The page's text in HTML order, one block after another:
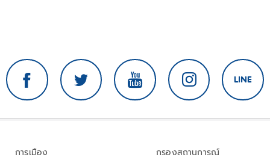
การเมือง
กรองสถานการณ์